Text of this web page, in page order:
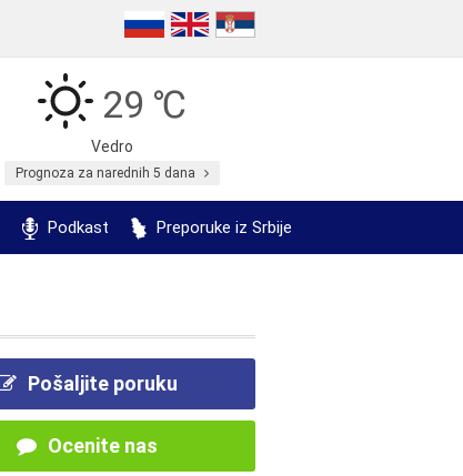
29 ℃
Vedro
Prognoza za narednih 5 dana
Podkast Preporuke iz Srbije
Pošaljite poruku
Ocenite nas